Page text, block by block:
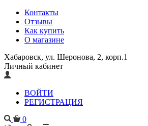
Контакты
Отзывы
Как купить
О магазине
Хабаровск, ул. Шеронова, 2, корп.1
Личный кабинет
ВОЙТИ
РЕГИСТРАЦИЯ
0